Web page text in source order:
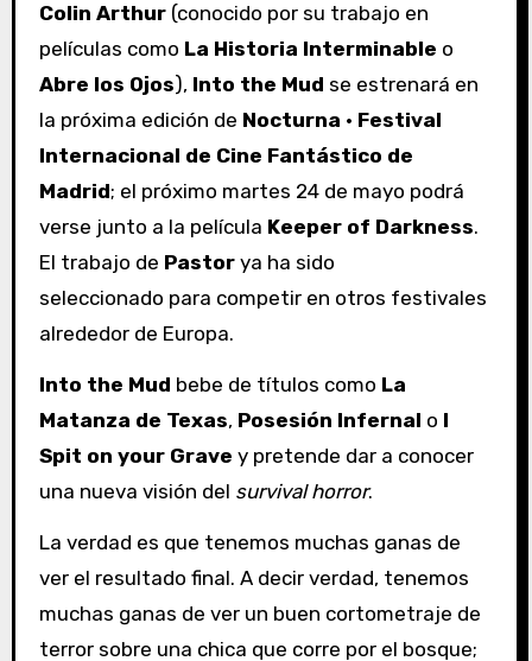
Colin Arthur (conocido por su trabajo en
películas como La Historia Interminable o
Abre los Ojos), Into the Mud se estrenará en
la próxima edición de Nocturna · Festival
Internacional de Cine Fantástico de
Madrid; el próximo martes 24 de mayo podrá
verse junto a la película Keeper of Darkness.
El trabajo de Pastorya ha sido
seleccionado para competir en otros festivales
alrededor de Europa.
Into the Mud bebe de títulos como La
Matanza de Texas, Posesión Infernal o I
Spit on your Grave y pretende dar a conocer
una nueva visión del survival horror.
La verdad es que tenemos muchas ganas de
ver el resultado final. A decir verdad, tenemos
muchas ganas de ver un buen cortometraje de
terror sobre una chica que corre por el bosque;